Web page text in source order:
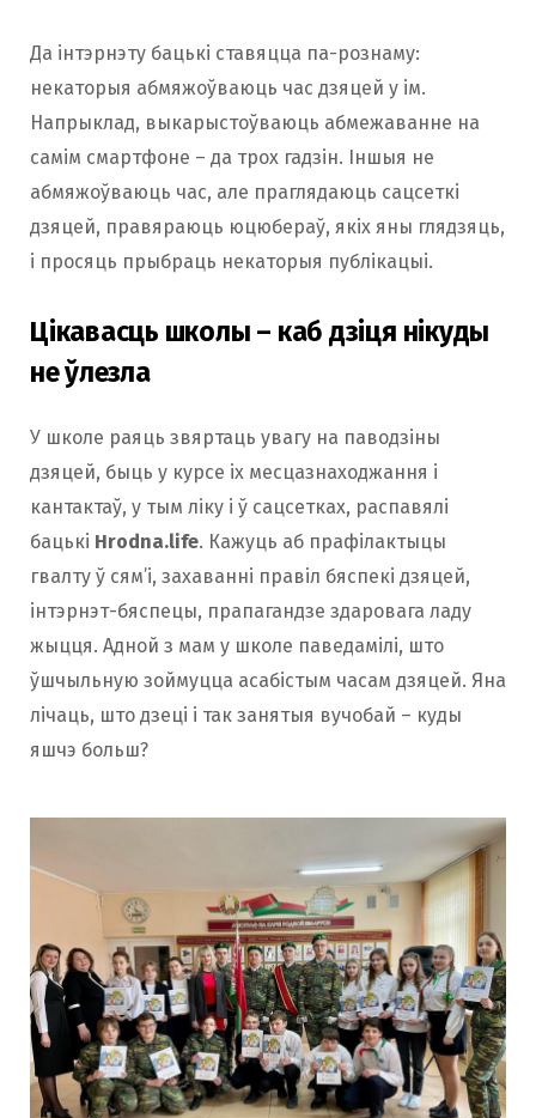
Да інтэрнэту бацькі ставяцца па-рознаму:
некаторыя абмяжоўваюць час дзяцей у ім.
Напрыклад, выкарыстоўваюць абмежаванне на
самім смартфоне – да трох гадзін. Іншыя не
абмяжоўваюць час, але праглядаюць сацсеткі
дзяцей, правяраюць юцюбераў, якіх яны глядзяць,
і просяць прыбраць некаторыя публікацыі.
Цікавасць школы – каб дзіця нікуды
не ўлезла
У школе раяць звяртаць увагу на паводзіны
дзяцей, быць у курсе іх месцазнаходжання і
кантактаў, у тым ліку і ў сацсетках, распавялі
бацькі Hrodna.life. Кажуць аб прафілактыцы
гвалту ў сям’і, захаванні правіл бяспекі дзяцей,
інтэрнэт-бяспецы, прапагандзе здаровага ладу
жыцця. Адной з мам у школе паведамілі, што
ўшчыльную зоймуцца асабістым часам дзяцей. Яна
лічаць, што дзеці і так занятыя вучобай – куды
яшчэ больш?